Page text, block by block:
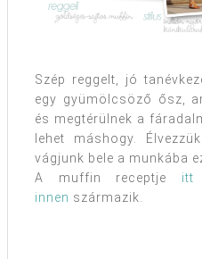
Szép reggelt, jó
egy gyümölcsöző ősz,
és megtérülnek a
lehet máshogy.
vágjunk bele a munkába
A muffin receptje itt
innen származik.